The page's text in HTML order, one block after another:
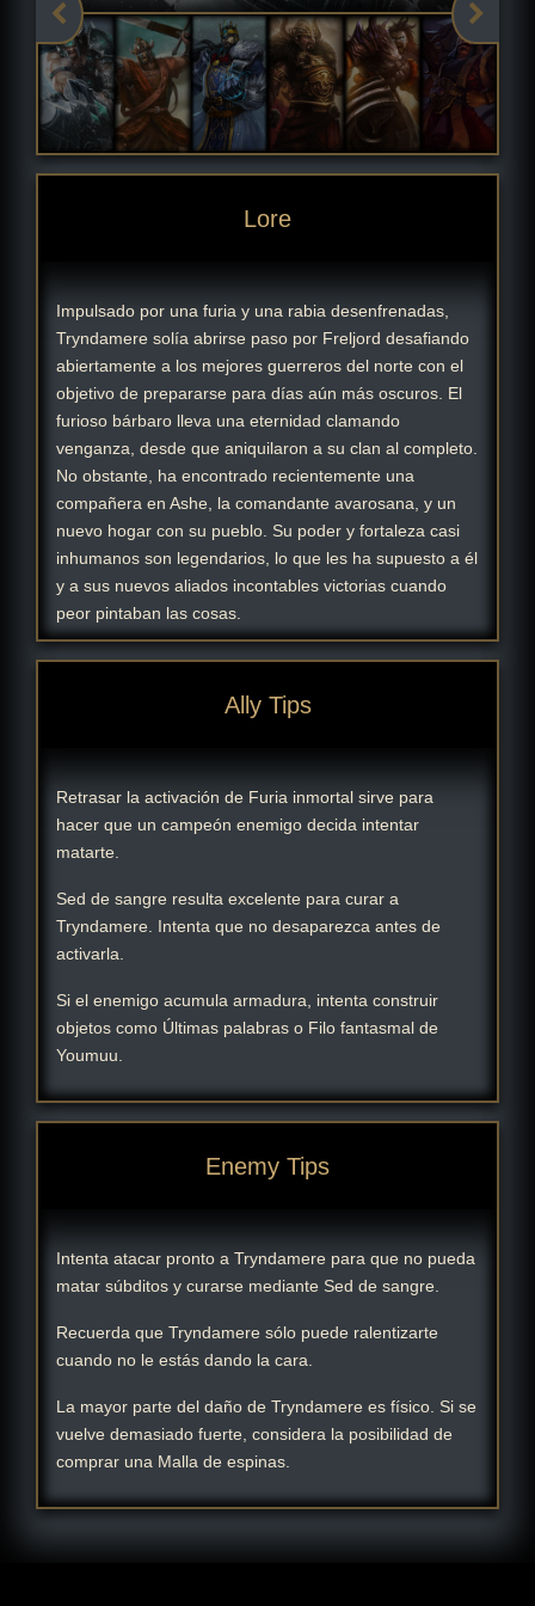
Lore
Impulsado por una furia y una rabia desenfrenadas,
Tryndamere solía abrirse paso por Freljord desafiando
abiertamente a los mejores guerreros del norte con el
objetivo de prepararse para días aún más oscuros. El
furioso bárbaro lleva una eternidad clamando
venganza, desde que aniquilaron a su clan al completo.
No obstante, ha encontrado recientemente una
compañera en Ashe, la comandante avarosana, y un
nuevo hogar con su pueblo. Su poder y fortaleza casi
inhumanos son legendarios, lo que les ha supuesto a él
y a sus nuevos aliados incontables victorias cuando
peor pintaban las cosas.
Ally Tips
Retrasar la activación de Furia inmortal sirve para
hacer que un campeón enemigo decida intentar
matarte.
Sed de sangre resulta excelente para curar a
Tryndamere. Intenta que no desaparezca antes de
activarla.
Si el enemigo acumula armadura, intenta construir
objetos como Últimas palabras o Filo fantasmal de
Youmuu.
Enemy Tips
Intenta atacar pronto a Tryndamere para que no pueda
matar súbditos y curarse mediante Sed de sangre.
Recuerda que Tryndamere sólo puede ralentizarte
cuando no le estás dando la cara.
La mayor parte del daño de Tryndamere es físico. Si se
vuelve demasiado fuerte, considera la posibilidad de
comprar una Malla de espinas.